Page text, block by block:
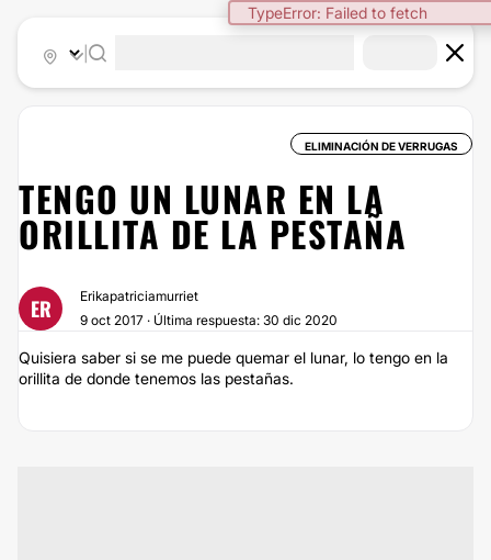
TypeError: Failed to fetch
ELIMINACIÓN DE VERRUGAS
TENGO UN LUNAR EN LA
ORILLITA DE LA PESTAÑA
ER
Erikapatriciamurriet
9 oct 2017 · Última respuesta: 30 dic 2020
Quisiera saber si se me puede quemar el lunar, lo tengo en la
orillita de donde tenemos las pestañas.